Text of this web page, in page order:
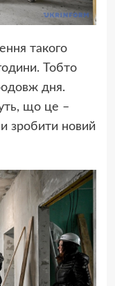
такого
Тобто
дня.
що це –
зробити новий